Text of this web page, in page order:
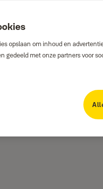
opslaan om inhoud en
met onze partners voor